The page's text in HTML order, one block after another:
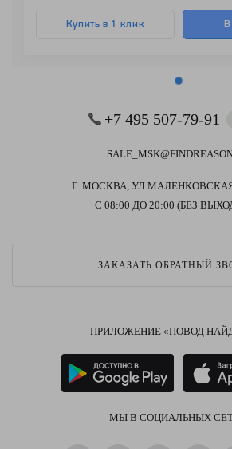
Купить в 1 клик
+7 495 507-79-91
Г. МОСКВА, УЛ.МАЛЕНКОВСКАЯ
С 08:00 ДО 20:00 (БЕЗ
ЗАКАЗАТЬ ОБРАТНЫЙ
ПРИЛОЖЕНИЕ «ПОВОД
МЫ В СОЦИАЛЬНЫХ